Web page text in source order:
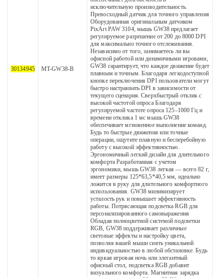
30134945 MT-GW38-B
исключительную производительность.
Превосходный датчик для точного управления
Оборудованная оригинальным датчиком
PixArt PAW 3104, мышь GW38 предлагает
регулируемое разрешение от 200 до 8000 DPI
для максимально точного отслеживания.
Независимо от того, занимаетесь ли вы
офисной работой или динамичными игровами,
GW38 гарантирует, что каждое движение будет
плавным и точным. Благодаря легкодоступной
кнопке переключения DPI пользователи могут
быстро настраивать DPI в зависимости от
текущего сценария. Сверхбыстрый отклик с
высокой частотой опроса Благодаря
регулируемой частоте опроса 125–1000 Гц и
времени отклика 1 мс мышь GW38
обеспечивает мгновенное выполнение команд.
Будь то быстрые движения или точные
операции, ощутите плавную и бесперебойную
работу с высокой эффективностью.
Эргономичный легкий дизайн для длительного
комфорта Разработанная с учетом
эргономики, мышь GW38 легкая — всего 82 г,
имеет размеры 125*63,5*40,5 мм, идеально
ложится в руку для длительного комфортного
использования. GW38 минимизирует
усталость рук и повышает эффективность
работы. Потрясающая подсветка RGB для
персонализированного самовыражения
Обладая полноцветной системой подсветки
RGB, GW38 поддерживает различные
световые эффекты и настройку цвета,
позволяя вашей мыши сиять уникальной
индивидуальностью в любой обстановке. Будь
то яркая игровая ночь или элегантный
офисный стол, подсветка RGB добавит
визуального комфорта. Магнитная зарядка